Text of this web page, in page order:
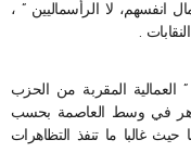
انفسهم، لا الرأسماليين ” ،
.
العمالية المقربة من الحزب
في وسط العاصمة بحسب
غالبا ما تنفذ التظاهرات